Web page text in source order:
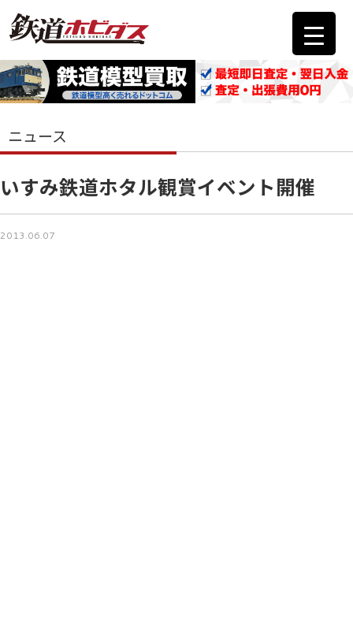
ニュース
いすみ鉄道ホタル観賞イベント開催
2013.06.07